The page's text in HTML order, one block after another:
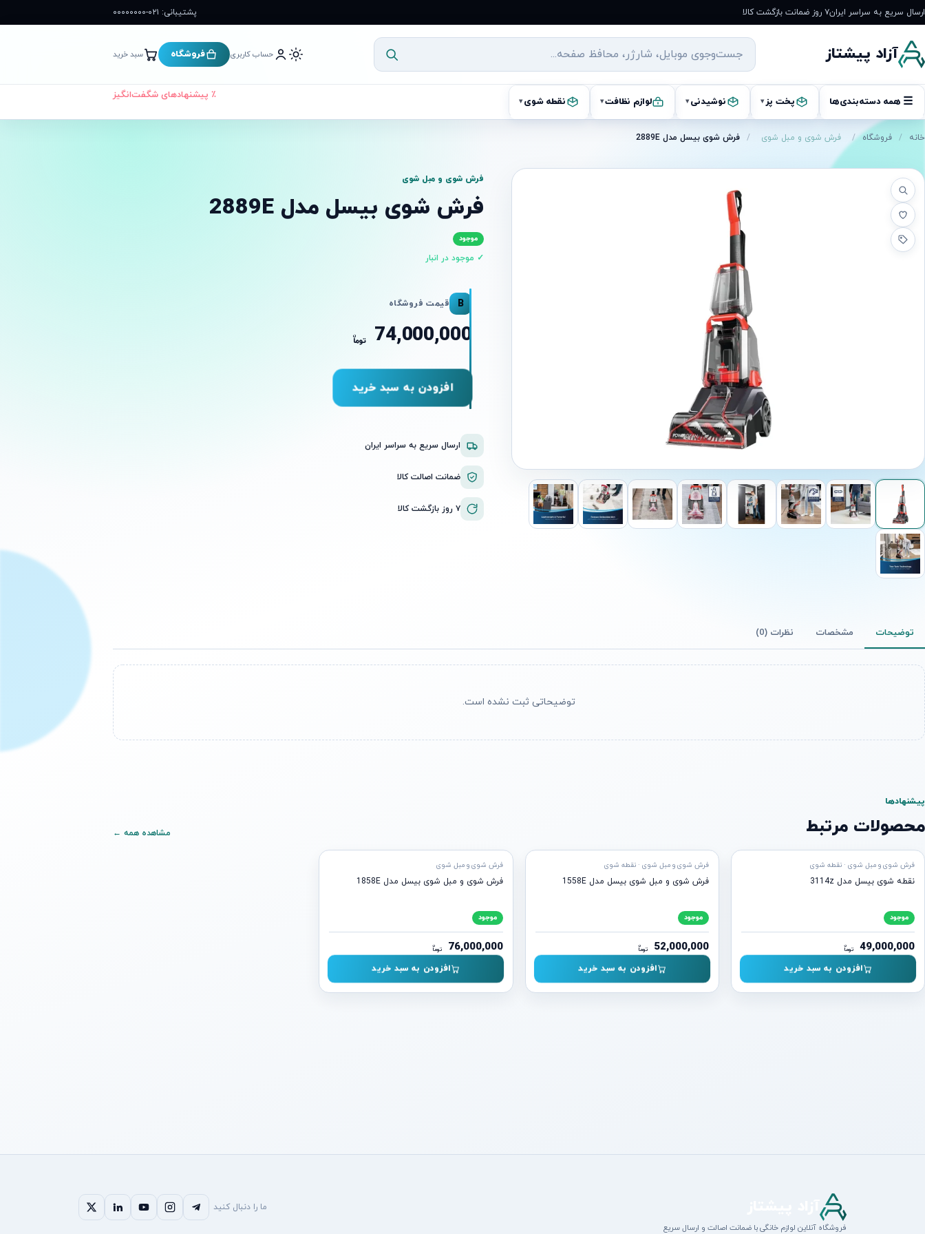
پرش
به
محتوا
ارسال سریع به سراسر ایران۷ روز ضمانت بازگشت کالا پشتیبانی: ۰۲۱-۰۰۰۰۰۰۰۰
آزاد پیشتاز حساب کاربری فروشگاه سبد خرید
☰ همه دسته‌بندی‌ها پخت پز ▾ نوشیدنی▾ لوازم نظافت▾ نقطه شوی ▾
٪ پیشنهادهای شگفت‌انگیز
خانه / فروشگاه / فرش شوی و مبل شوی / فرش شوی بیسل مدل 2889E
فرش شوی و مبل شوی
فرش شوی بیسل مدل 2889E
موجود
✓ موجود در انبار
B قیمت فروشگاه
74,000,000 توما
ن
افزودن به سبد خرید
ارسال سریع به سراسر ایران
ضمانت اصالت کالا
۷ روز بازگشت کالا
توضیحات مشخصات نظرات (0)
توضیحاتی ثبت نشده است.
پیشنهادها
محصولات مرتبط مشاهده همه ←
فرش شوی و مبل شوی · نقطه شوی
نقطه شوی بیسل مدل 3114z
موجود
49,000,000 توما
ن
افزودن به سبد خرید
فرش شوی و مبل شوی · نقطه شوی
فرش شوی و مبل شوی بیسل مدل 1558E
موجود
52,000,000 توما
ن
افزودن به سبد خرید
فرش شوی و مبل شوی
فرش شوی و مبل شوی بیسل مدل 1858E
موجود
76,000,000 توما
ن
افزودن به سبد خرید
ما را دنبال کنید
فروشگاه آنلاین لوازم خانگی با ضمانت اصالت و ارسال سریع